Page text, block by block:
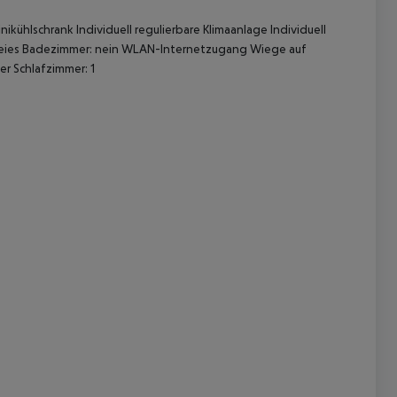
Individuell regulierbare Klimaanlage Individuell
Badezimmer: nein WLAN-Internetzugang Wiege auf
Schlafzimmer: 1